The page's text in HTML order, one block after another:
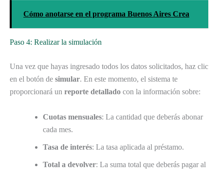
Cómo anotarse en el programa Buenos Aires Crea
Paso 4: Realizar la simulación
Una vez que hayas ingresado todos los datos solicitados, haz clic
en el botón de simular. En este momento, el sistema te
proporcionará un reporte detallado con la información sobre:
Cuotas mensuales: La cantidad que deberás abonar
cada mes.
Tasa de interés: La tasa aplicada al préstamo.
Total a devolver: La suma total que deberás pagar al